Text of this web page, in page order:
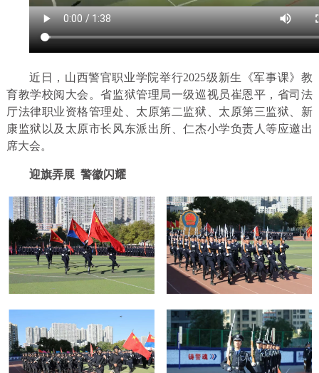
近日，山西警官职业学院举行2025级新生《军事课》教
育教学校阅大会。省监狱管理局一级巡视员崔恩平，省司法
厅法律职业资格管理处、太原第二监狱、太原第三监狱、新
康监狱以及太原市长风东派出所、仁杰小学负责人等应邀出
席大会。
迎旗弄展 警徽闪耀